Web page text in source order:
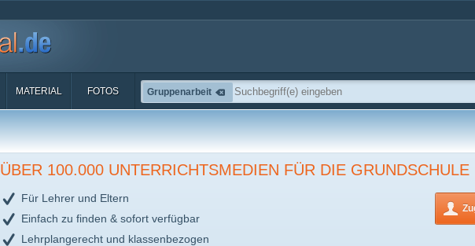
MATERIAL FOTOS Gruppenarbeit
ÜBER 100.000 UNTERRICHTSMEDIEN FÜR DIE GRUNDSCHULE
Für Lehrer und Eltern
Einfach zu finden & sofort verfügbar
Lehrplangerecht und klassenbezogen